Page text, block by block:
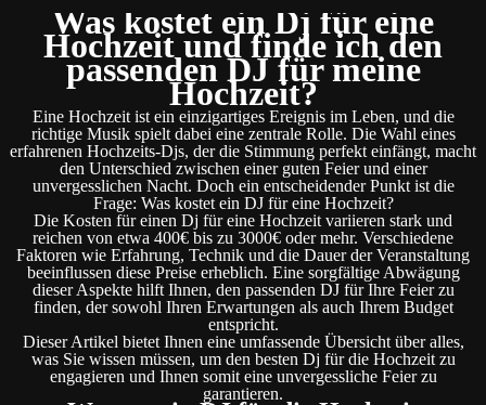
Was kostet ein Dj für eine
Hochzeit und finde ich den
passenden DJ für meine
Hochzeit?
Eine Hochzeit ist ein einzigartiges Ereignis im Leben, und die
richtige Musik spielt dabei eine zentrale Rolle. Die Wahl eines
erfahrenen Hochzeits-Djs, der die Stimmung perfekt einfängt, macht
den Unterschied zwischen einer guten Feier und einer
unvergesslichen Nacht. Doch ein entscheidender Punkt ist die
Frage: Was kostet ein DJ für eine Hochzeit?
Die Kosten für einen Dj für eine Hochzeit variieren stark und
reichen von etwa 400€ bis zu 3000€ oder mehr. Verschiedene
Faktoren wie Erfahrung, Technik und die Dauer der Veranstaltung
beeinflussen diese Preise erheblich. Eine sorgfältige Abwägung
dieser Aspekte hilft Ihnen, den passenden DJ für Ihre Feier zu
finden, der sowohl Ihren Erwartungen als auch Ihrem Budget
entspricht.
Dieser Artikel bietet Ihnen eine umfassende Übersicht über alles,
was Sie wissen müssen, um den besten Dj für die Hochzeit zu
engagieren und Ihnen somit eine unvergessliche Feier zu
garantieren.